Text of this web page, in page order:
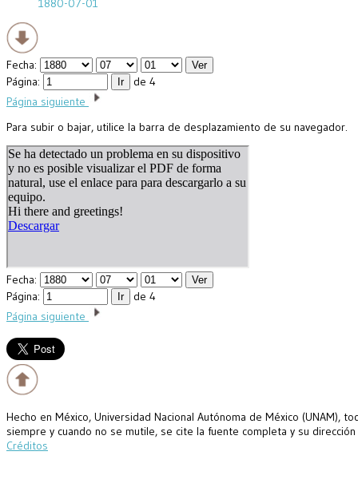
Fecha:
Página:
de 4
Página siguiente
Para subir o bajar, utilice la barra de desplazamiento de su navegador.
Fecha:
Página:
de 4
Página siguiente
Hecho en México, Universidad Nacional Autónoma de México
siempre y cuando no se mutile, se cite la fuente completa y su
Créditos